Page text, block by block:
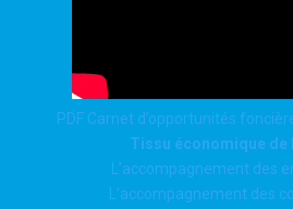
PDF Carnet d’opportunités
Tissu économique de
L’accompagnement des
L’accompagnement des